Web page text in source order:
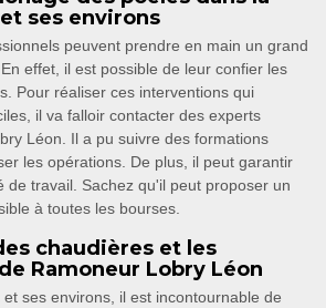
ses environs
peuvent prendre en main un grand
effet, il est possible de leur confier les
Pour réaliser ces interventions qui
il va falloir contacter des experts
Léon. Il a pu suivre des formations
les opérations. De plus, il peut garantir
de travail. Sachez qu'il peut proposer un
à toutes les bourses.
chaudières et les
Ramoneur Lobry Léon
ses environs, il est incontournable de